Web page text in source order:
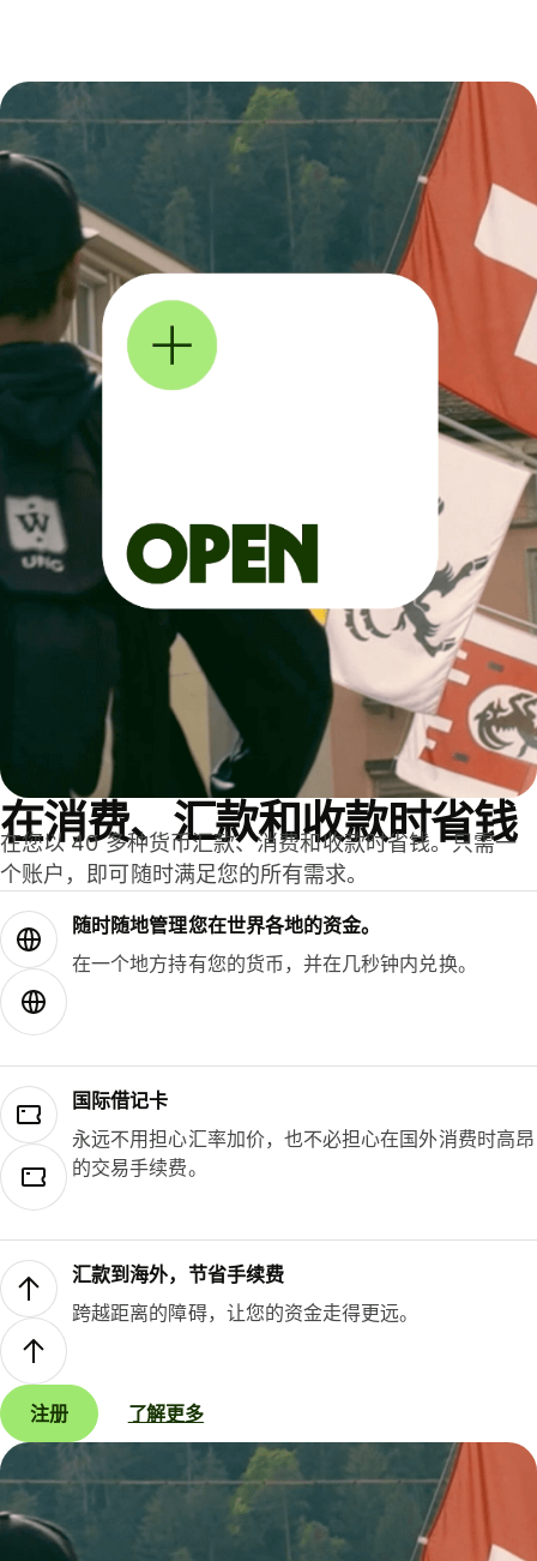
在消费、汇款和收款时省钱
在您以 40 多种货币汇款、消费和收款时省钱。只需一
个账户，即可随时满足您的所有需求。
随时随地管理您在世界各地的资金。
在一个地方持有您的货币，并在几秒钟内兑换。
国际借记卡
永远不用担心汇率加价，也不必担心在国外消费时高昂
的交易手续费。
汇款到海外，节省手续费
跨越距离的障碍，让您的资金走得更远。
注册 了解更多